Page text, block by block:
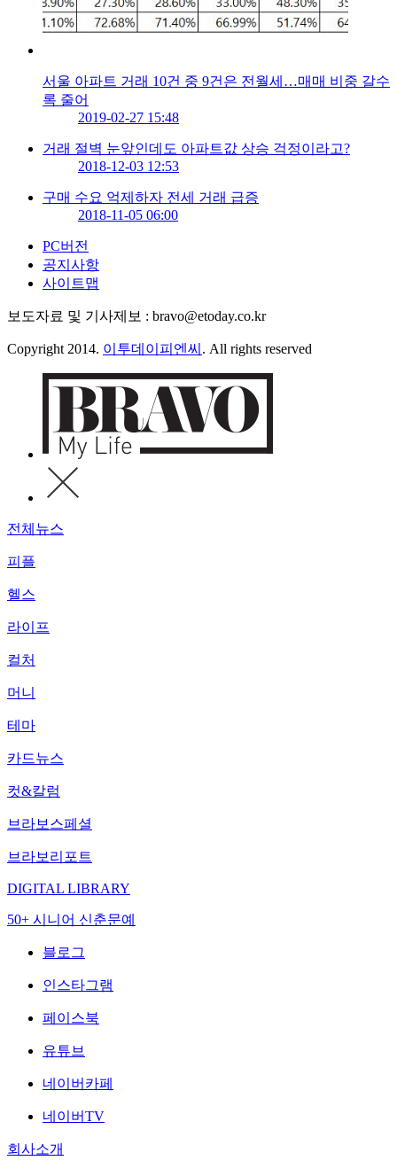
서울 아파트 거래 10건 중 9건은 전월세…매매 비중 갈수
록 줄어
2019-02-27 15:48
거래 절벽 눈앞인데도 아파트값 상승 걱정이라고?
2018-12-03 12:53
구매 수요 억제하자 전세 거래 급증
2018-11-05 06:00
PC버전
공지사항
사이트맵
보도자료 및 기사제보 : bravo@etoday.co.kr
Copyright 2014. 이투데이피엔씨 . All rights reserved
전체뉴스
피플
헬스
라이프
컬처
머니
테마
카드뉴스
컷&칼럼
브라보스페셜
브라보리포트
DIGITAL LIBRARY
50+ 시니어 신춘문예
블로그
인스타그램
페이스북
유튜브
네이버카페
네이버TV
회사소개